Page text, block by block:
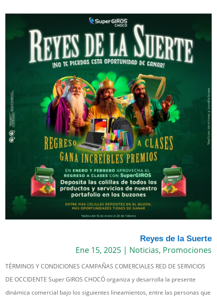
Reyes de la Suerte
Ene 15, 2025| Noticias, Promociones
TÉRMINOS Y CONDICIONES CAMPAÑAS COMERCIALES RED DE SERVICIOS
DE OCCIDENTE Super GIROS CHOCÓ organiza y desarrolla la presente
dinámica comercial bajo los siguientes lineamientos, entre las personas que